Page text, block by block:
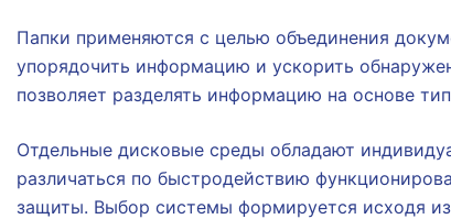
Папки применяются с целью объединения
упорядочить информацию и ускорить
позволяет разделять информацию на основе
Отдельные дисковые среды обладают
различаться по быстродействию
защиты. Выбор системы формируется исходя